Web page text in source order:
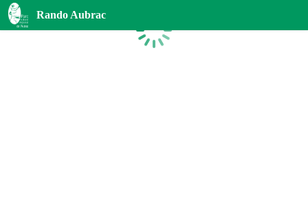
Rando Aubrac
Chargement